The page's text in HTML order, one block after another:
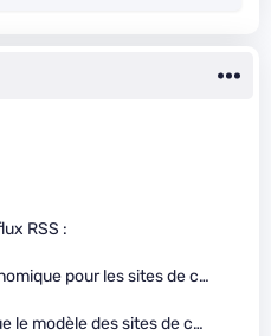
RSS :
pour les sites de c…
le modèle des sites de c…